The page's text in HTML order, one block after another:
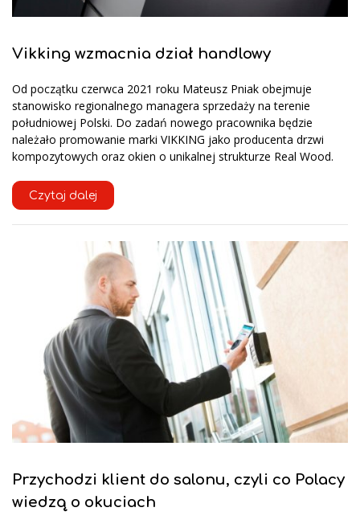
Vikking wzmacnia dział handlowy
Od początku czerwca 2021 roku Mateusz Pniak obejmuje
stanowisko regionalnego managera sprzedaży na terenie
południowej Polski. Do zadań nowego pracownika będzie
należało promowanie marki VIKKING jako producenta drzwi
kompozytowych oraz okien o unikalnej strukturze Real Wood.
Czytaj dalej
Przychodzi klient do salonu, czyli co Polacy
wiedzą o okuciach